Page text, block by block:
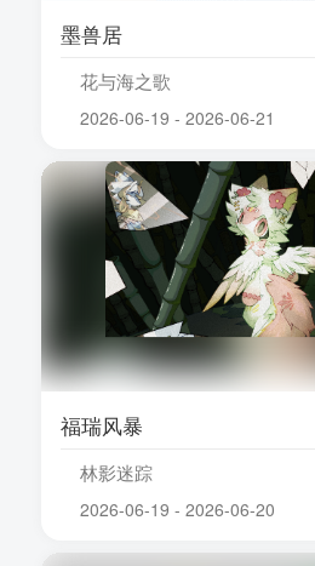
墨兽居
花与海之歌
2026-06-19 - 2026-06-21
福瑞风暴
林影迷踪
2026-06-19 - 2026-06-20